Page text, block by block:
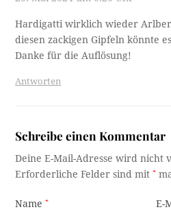
Hardigatti wirklich wieder
diesen zackigen Gipfeln könnte
Danke für die Auflösung!
Antworten
Schreibe einen Kommentar
Deine E-Mail-Adresse wird nicht
Erforderliche Felder sind mit*
Name* E-